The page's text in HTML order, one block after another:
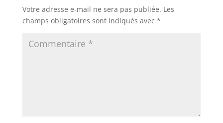
Votre adresse e-mail ne sera pas publiée. Les
champs obligatoires sont indiqués avec *